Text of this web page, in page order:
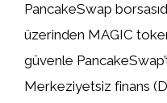
PancakeSwap
üzerinden MAGIC
güvenle
Merkeziyetsiz finans